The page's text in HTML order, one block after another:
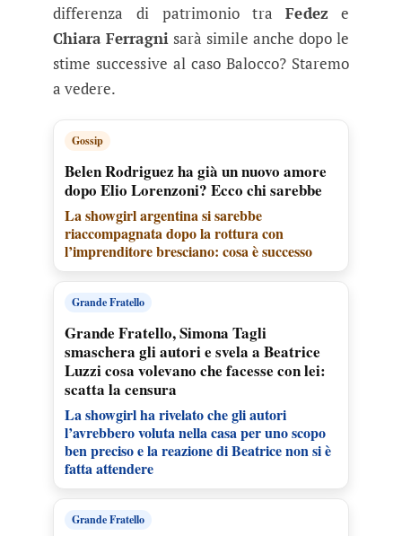
differenza di patrimonio traFedeze
Chiara Ferragnisarà simile anche dopo le
stime successive al caso Balocco? Staremo
a vedere.
Gossip
Belen Rodriguez ha già un nuovo amore
dopo Elio Lorenzoni? Ecco chi sarebbe
La showgirl argentina si sarebbe
riaccompagnata dopo la rottura con
l’imprenditore bresciano: cosa è successo
Grande Fratello
Grande Fratello, Simona Tagli
smaschera gli autori e svela a Beatrice
Luzzi cosa volevano che facesse con lei:
scatta la censura
La showgirl ha rivelato che gli autori
l’avrebbero voluta nella casa per uno scopo
ben preciso e la reazione di Beatrice non si è
fatta attendere
Grande Fratello